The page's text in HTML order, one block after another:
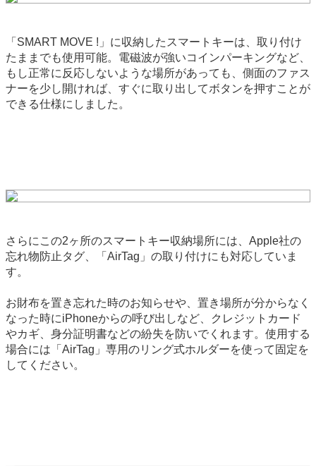
「SMART MOVE !」に収納したスマートキーは、取り付け
たままでも使用可能。電磁波が強いコインパーキングなど、
もし正常に反応しないような場所があっても、側面のファス
ナーを少し開ければ、すぐに取り出してボタンを押すことが
できる仕様にしました。
さらにこの2ヶ所のスマートキー収納場所には、Apple社の
忘れ物防止タグ、「AirTag」の取り付けにも対応していま
す。
お財布を置き忘れた時のお知らせや、置き場所が分からなく
なった時にiPhoneからの呼び出しなど、クレジットカード
やカギ、身分証明書などの紛失を防いでくれます。使用する
場合には「AirTag」専用のリング式ホルダーを使って固定を
してください。